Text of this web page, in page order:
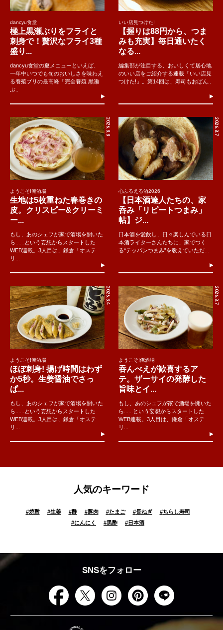
dancyu食堂
極上黒瀬ぶりをフライと
刺身で！贅沢なフライ3種
盛り...
dancyu食堂の夏メニューといえば、
一年中いつでも旬のおいしさを味わえ
る養殖ブリの最高峰「完全養殖 黒瀬
ぶ..
いい店見つけた!
【握りは88円から、つま
みも充実】毎日通いたく
なる...
編集部が注目する、おいしくて居心地
のいい店をご紹介する連載「いい店見
つけた!」。第14回は、寿司もおばん..
2026.8.8
ようこそ!俺酒場
生地は5枚重ねた春巻きの
皮。クリスピー&クリーミ
ー...
もし、あのシェフが家で酒場を開いた
ら......という妄想からスタートした
WEB連載。3人目は、鎌倉「オステ
リ...
2026.8.7
心ふるえる酒2026
【日本酒達人たちの、家
呑み「リピートつまみ」
帖】ジ...
日本酒を愛飲し、日々楽しんでいる日
本酒ライターさんたちに、家でつく
る“テッパンつまみ”を教えていただ...
2026.8.4
ようこそ!俺酒場
ほぼ刺身! 揚げ時間はわず
か5秒。生姜醤油でさっ
ぱ...
もし、あのシェフが家で酒場を開いた
ら......という妄想からスタートした
WEB連載。3人目は、鎌倉「オステ
リ...
2026.8.7
ようこそ!俺酒場
吞んべえが歓喜するア
テ。ザーサイの発酵した
旨味とイ...
もし、あのシェフが家で酒場を開いた
ら......という妄想からスタートした
WEB連載。3人目は、鎌倉「オステ
リ...
人気のキーワード
#焼酎 #生姜 #酢 #豚肉 #たまご #長ねぎ #ちらし寿司
#にんにく #黒酢 #日本酒
SNSをフォロー